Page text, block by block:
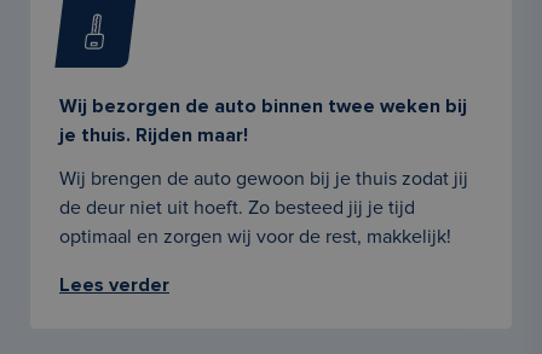
Wij bezorgen de auto binnen twee weken bij
je thuis. Rijden maar!
Wij brengen de auto gewoon bij je thuis zodat jij
de deur niet uit hoeft. Zo besteed jij je tijd
optimaal en zorgen wij voor de rest, makkelijk!
Lees verder